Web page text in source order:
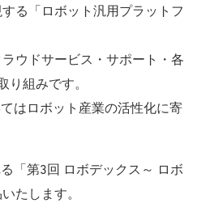
る「ロボット汎用プラットフ
ウドサービス・サポート・各
組みです。
はロボット産業の活性化に寄
「第3回 ロボデックス～ ロボ
たします。